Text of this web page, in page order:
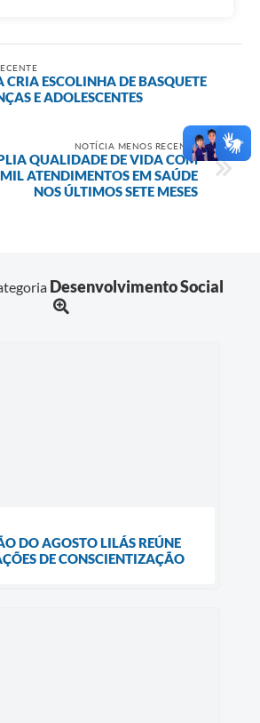
CRIA ESCOLINHA DE BASQUETE
E ADOLESCENTES
NOTÍCIA MENOS RECENTE
QUALIDADE DE VIDA COM
ATENDIMENTOS EM SAÚDE
NOS ÚLTIMOS SETE MESES
Desenvolvimento Social
DO AGOSTO LILÁS REÚNE
DE CONSCIENTIZAÇÃO